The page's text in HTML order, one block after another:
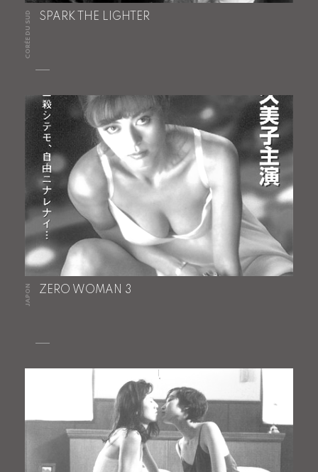
CORÉE DU SUD SPARK THE LIGHTER
JAPON ZERO WOMAN 3